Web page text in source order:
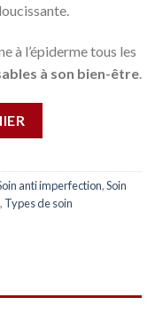
à l’épiderme tous les
à son bien-être.
anti imperfection,Soin
, Types de soin